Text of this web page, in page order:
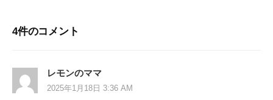
ビ
ー
4件のコメント
レモンのママ
2025年1月18日 3:36 AM